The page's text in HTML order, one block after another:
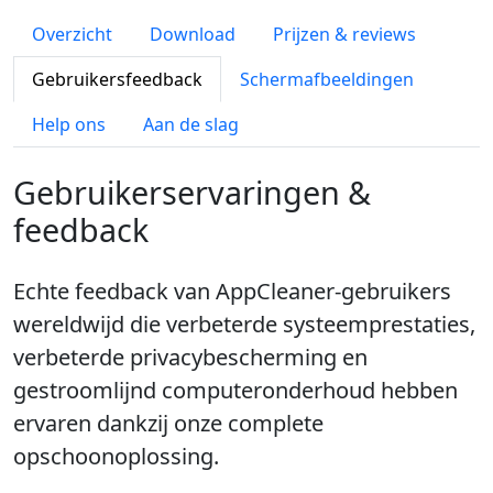
Overzicht Download
Prijzen & reviews
Gebruikersfeedback
Schermafbeeldingen
Help ons
Aan de slag
Gebruikerservaringen &
feedback
Echte feedback van AppCleaner-gebruikers
wereldwijd die verbeterde systeemprestaties,
verbeterde privacybescherming en
gestroomlijnd computeronderhoud hebben
ervaren dankzij onze complete
opschoonoplossing.